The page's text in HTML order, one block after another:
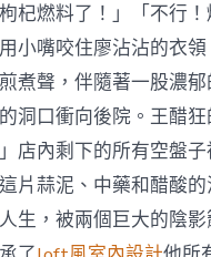
杞燃料了！」「不行
小嘴咬住廖沾沾的衣
煮聲，伴隨著一股濃
洞口衝向後院。王醋
店內剩下的所有空盤
片蒜泥、中藥和醋酸
生，被兩個巨大的陰